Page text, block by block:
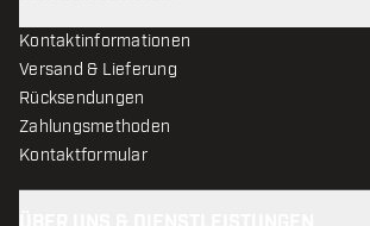
Kontaktinformationen
Versand & Lieferung
Rücksendungen
Zahlungsmethoden
Kontaktformular